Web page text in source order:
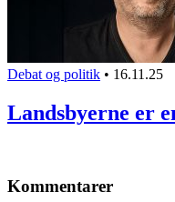
Debat og politik • 16.11.25
Landsbyerne er
Kommentarer